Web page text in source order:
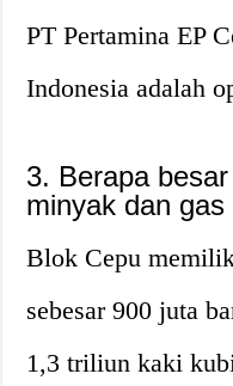
PT Pertamina EP
Indonesia adalah
3. Berapa
minyak dan
Blok Cepu
sebesar 900 juta
1,3 triliun kaki